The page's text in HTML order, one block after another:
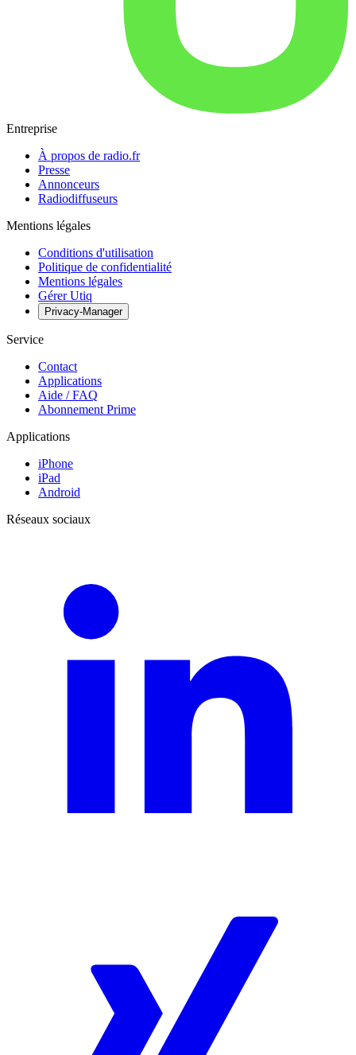
Entreprise
À propos de radio.fr
Presse
Annonceurs
Radiodiffuseurs
Mentions légales
Conditions d'utilisation
Politique de confidentialité
Mentions légales
Gérer Utiq
Privacy-Manager
Service
Contact
Applications
Aide / FAQ
Abonnement Prime
Applications
iPhone
iPad
Android
Réseaux sociaux